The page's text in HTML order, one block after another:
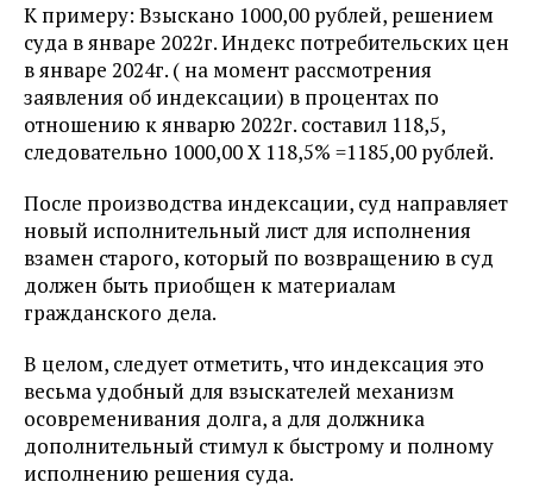
К примеру: Взыскано 1000,00 рублей, решением
суда в январе 2022г. Индекс потребительских цен
в январе 2024г. ( на момент рассмотрения
заявления об индексации) в процентах по
отношению к январю 2022г. составил 118,5,
следовательно 1000,00 Х 118,5% =1185,00 рублей.
После производства индексации, суд направляет
новый исполнительный лист для исполнения
взамен старого, который по возвращению в суд
должен быть приобщен к материалам
гражданского дела.
В целом, следует отметить, что индексация это
весьма удобный для взыскателей механизм
осовременивания долга, а для должника
дополнительный стимул к быстрому и полному
исполнению решения суда.